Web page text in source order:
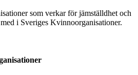
som verkar för jämställdhet och
i Sveriges Kvinnoorganisationer.